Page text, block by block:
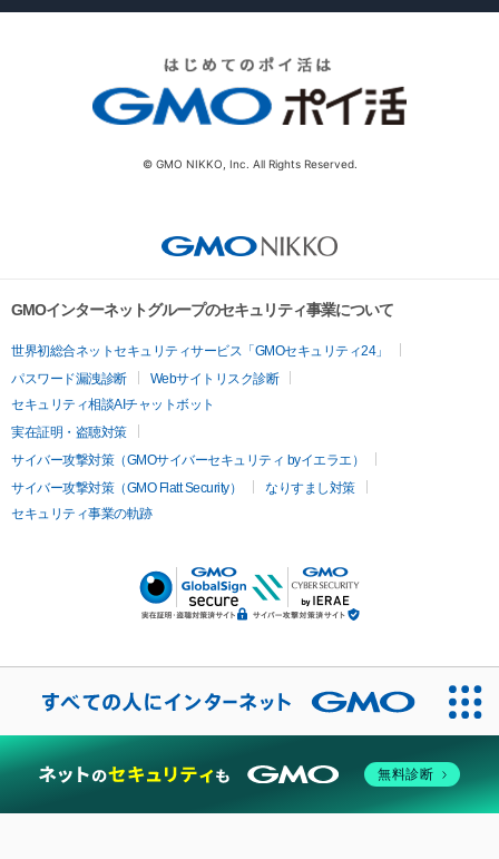
© GMO NIKKO, Inc. All Rights Reserved.
GMOインターネットグループのセキュリティ事業について
世界初総合ネットセキュリティサービス「GMOセキュリティ24」
パスワード漏洩診断
Webサイトリスク診断
セキュリティ相談AIチャットボット
実在証明・盗聴対策
サイバー攻撃対策（GMOサイバーセキュリティ byイエラエ）
サイバー攻撃対策（GMO Flatt Security）
なりすまし対策
セキュリティ事業の軌跡
無料診断